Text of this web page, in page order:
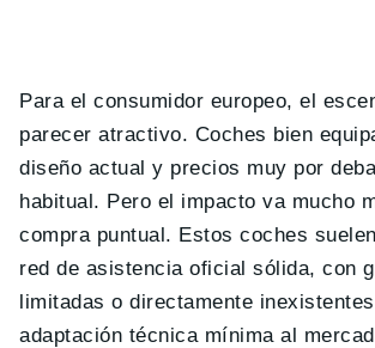
Para el consumidor europeo, el
parecer atractivo. Coches bien
diseño actual y precios muy por
habitual. Pero el impacto va mucho
compra puntual. Estos coches
red de asistencia oficial sólida, con
limitadas o directamente
adaptación técnica mínima al